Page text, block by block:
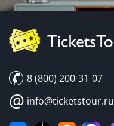
8 (800) 200-31-07
@ info@ticketstour.ru